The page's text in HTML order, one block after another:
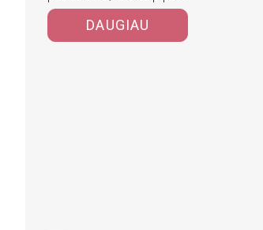
trūksta pinigų. Skiriasi tik
mastelis: vienur…
DAUGIAU